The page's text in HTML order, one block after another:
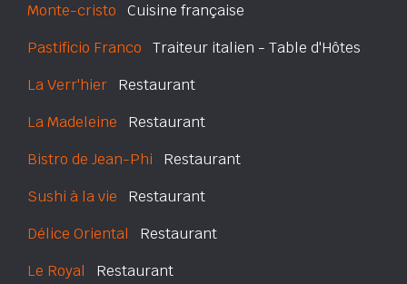
Monte-cristo Cuisine française
Pastificio Franco Traiteur italien - Table d'Hôtes
La Verr'hier Restaurant
La Madeleine Restaurant
Bistro de Jean-Phi Restaurant
Sushi à la vie Restaurant
Délice Oriental Restaurant
Le Royal Restaurant